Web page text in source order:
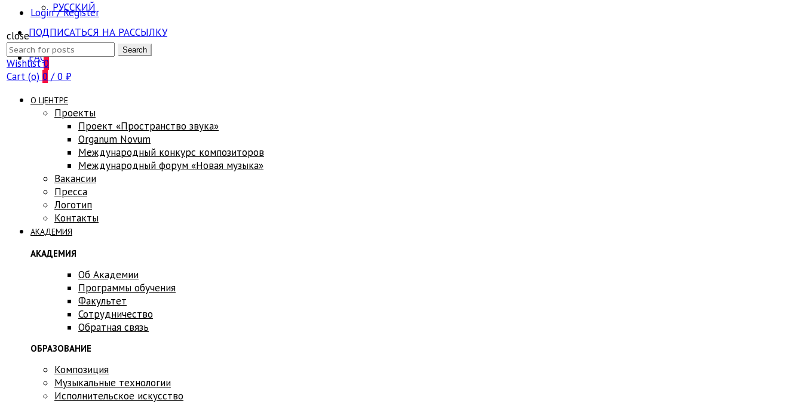
РУССКИЙ
ПОДПИСАТЬСЯ НА РАССЫЛКУ
FAQ
Login / Register
close
Search
for:
Search
Wishlist0
Cart (o) 0 / 0 ₽
О ЦЕНТРЕ
Проекты
Проект «Пространство звука»
Оrganum Novum
Международный конкурс композиторов
Международный форум «Новая музыка»
Вакансии
Пресса
Логотип
Контакты
АКАДЕМИЯ
АКАДЕМИЯ
Об Академии
Программы обучения
Факультет
Сотрудничество
Обратная связь
ОБРАЗОВАНИЕ
Композиция
Музыкальные технологии
Исполнительское искусство